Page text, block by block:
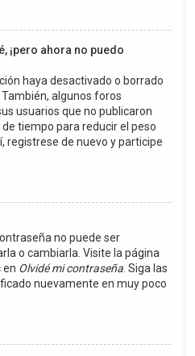
¡pero ahora no puedo
haya desactivado o borrado
algunos foros
usuarios que no publicaron
tiempo para reducir el peso
registrese de nuevo y participe
no puede ser
o cambiarla. Visite la página
en Olvidé mi contraseña . Siga las
nuevamente en muy poco